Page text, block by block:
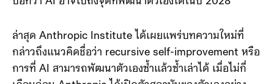
จากผู้ร่วมก่อตั้ง Anthropic หรือบริษัทผู้พัฒนา Claude
ล่าสุด Anthropic Institute ได้เผยแพร่บทความใหม่ที่
กล่าวถึงแนวคิดชื่อว่า recursive self-improvement หรือ